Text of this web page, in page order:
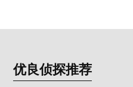
优良侦探推荐